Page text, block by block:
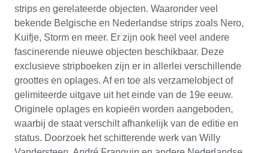
strips en gerelateerde objecten. Waaronder veel
bekende Belgische en Nederlandse strips zoals Nero,
Kuifje, Storm en meer. Er zijn ook heel veel andere
fascinerende nieuwe objecten beschikbaar. Deze
exclusieve stripboeken zijn er in allerlei verschillende
groottes en oplages. Af en toe als verzamelobject of
gelimiteerde uitgave uit het einde van de 19e eeuw.
Originele oplages en kopieën worden aangeboden,
waarbij de staat verschilt afhankelijk van de editie en
status. Doorzoek het schitterende werk van Willy